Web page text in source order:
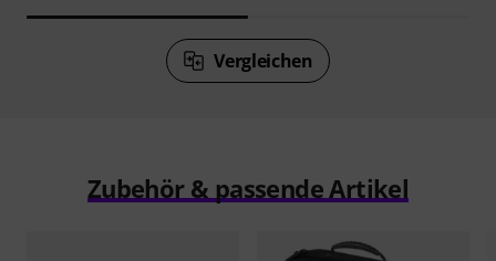
Vergleichen
Zubehör & passende Artikel